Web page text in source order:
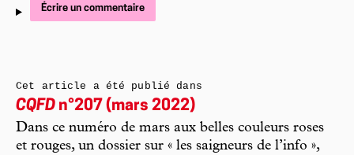
Écrire un commentaire
Cet article a été publié dans
CQFD n°207 (mars 2022)
Dans ce numéro de mars aux belles couleurs roses
et rouges, un dossier sur « les saigneurs de l’info »,